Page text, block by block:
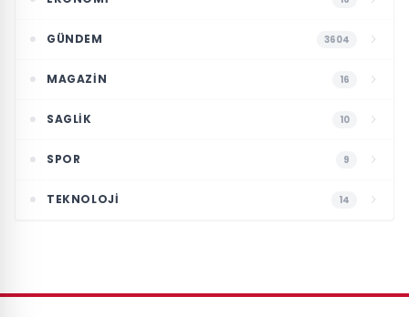
GÜNDEM 3604
MAGAZIN 16
SAGLIK 10
SPOR 9
TEKNOLOJI 14